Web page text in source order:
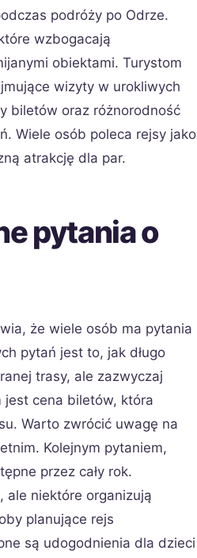
podróży po Odrze.
wzbogacają
obiektami. Turystom
wizyty w urokliwych
biletów oraz różnorodność
Wiele osób poleca rejsy jako
atrakcję dla par.
pytania o
że wiele osób ma pytania
pytań jest to, jak długo
trasy, ale zazwyczaj
cena biletów, która
Warto zwrócić uwagę na
Kolejnym pytaniem,
przez cały rok.
ale niektóre organizują
planujące rejs
są udogodnienia dla dzieci